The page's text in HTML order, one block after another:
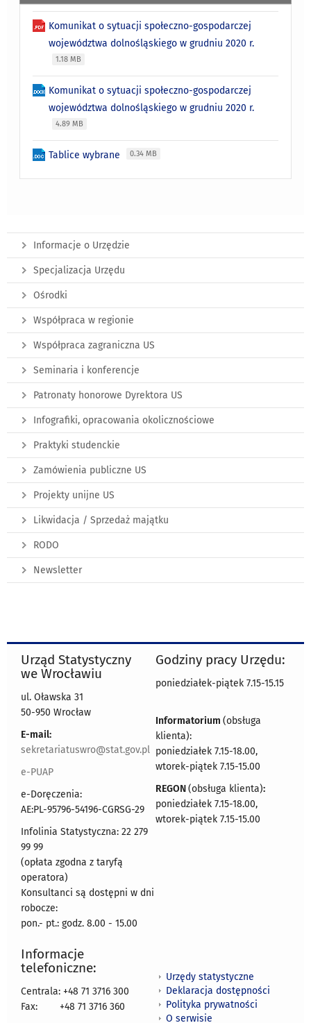
Komunikat o sytuacji społeczno-gospodarczej
województwa dolnośląskiego w grudniu 2020 r.
1.18 MB
Komunikat o sytuacji społeczno-gospodarczej
województwa dolnośląskiego w grudniu 2020 r.
4.89 MB
Tablice wybrane 0.34 MB
Informacje o Urzędzie
Specjalizacja Urzędu
Ośrodki
Współpraca w regionie
Współpraca zagraniczna US
Seminaria i konferencje
Patronaty honorowe Dyrektora US
Infografiki, opracowania okolicznościowe
Praktyki studenckie
Zamówienia publiczne US
Projekty unijne US
Likwidacja / Sprzedaż majątku
RODO
Newsletter
Urząd Statystyczny
we Wrocławiu
ul. Oławska 31
50-950 Wrocław
E-mail:
sekretariatuswro@stat.gov.pl
e-PUAP
e-Doręczenia:
AE:PL-95796-54196-CGRSG-29
Infolinia Statystyczna: 22 279
99 99
(opłata zgodna z taryfą
operatora)
Konsultanci są dostępni w dni
robocze:
pon.- pt.: godz. 8.00 - 15.00
Godziny pracy Urzędu:
poniedziałek-piątek 7.15-15.15
Informatorium (obsługa
klienta):
poniedziałek 7.15-18.00,
wtorek-piątek 7.15-15.00
REGON(obsługa klienta):
poniedziałek 7.15-18.00,
wtorek-piątek 7.15-15.00
Informacje
telefoniczne:
Centrala: +48 71 3716 300
Fax:
+48 71 3716 360
Urzędy statystyczne
Deklaracja dostępności
Polityka prywatności
O serwisie